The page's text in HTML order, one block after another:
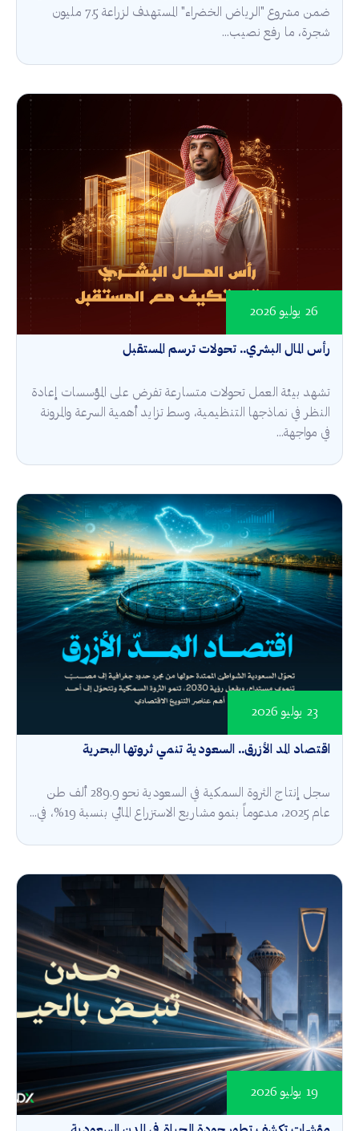
ضمن مشروع "الرياض الخضراء" المستهدف لزراعة 7.5 مليون
شجرة، ما رفع نصيب...
رأس المال البشري.. تحولات ترسم المستقبل
26 يوليو 2026
تشهد بيئة العمل تحولات متسارعة تفرض على المؤسسات إعادة
النظر في نماذجها التنظيمية، وسط تزايد أهمية السرعة والمرونة
في مواجهة...
اقتصاد المد الأزرق.. السعودية تنمي ثروتها البحرية
23 يوليو 2026
سجل إنتاج الثروة السمكية في السعودية نحو 289.9 ألف طن
عام 2025، مدعوماً بنمو مشاريع الاستزراع المائي بنسبة 19%، في...
19 يوليو 2026